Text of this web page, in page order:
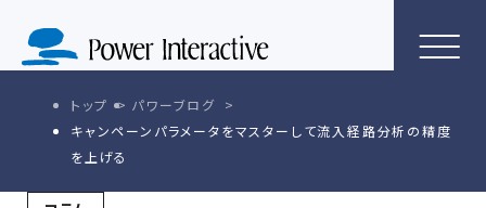
トップ
パワーブログ
キャンペーンパラメータをマスターして流入経路分析の精度
を上げる